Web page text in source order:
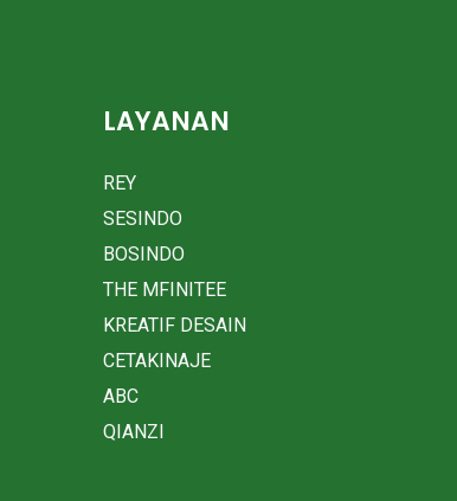
LAYANAN
REY
SESINDO
BOSINDO
THE MFINITEE
KREATIF DESAIN
CETAKINAJE
ABC
QIANZI